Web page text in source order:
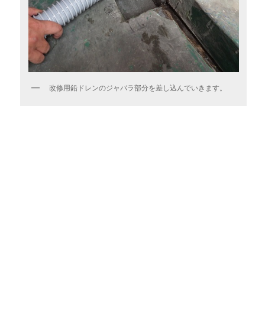
改修用鉛ドレンのジャバラ部分を差し込んでいきます。